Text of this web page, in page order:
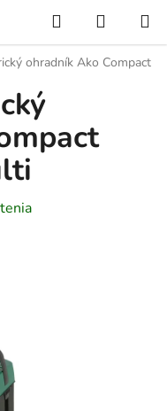
Hľadať
KOŠÍK
ohradník Ako Compact